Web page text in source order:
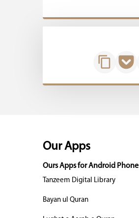
Our Apps
Ours Apps for Android Phone
Tanzeem Digital Library
Bayan ul Quran